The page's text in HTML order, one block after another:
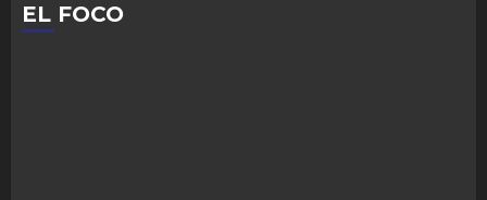
EL FOCO